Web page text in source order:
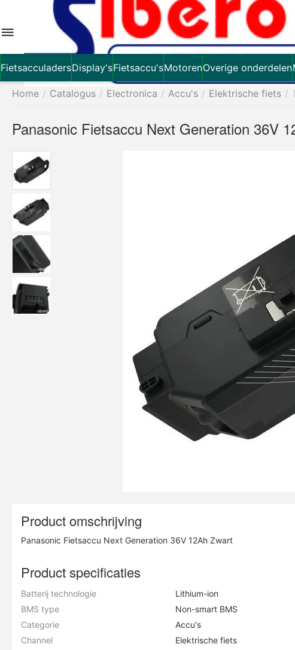
FietsacculadersDisplay'sFietsaccu'sMotorenOverige onderdelen
Home / Catalogus / Electronica / Accu's / Elektrische fiets /
Panasonic Fietsaccu Next Generation 36V
Product omschrijving
Panasonic Fietsaccu Next Generation 36V 12Ah Zwart
Product specificaties
Batterij technologie
Lithium-ion
BMS type
Non-smart BMS
Categorie
Accu's
Channel
Elektrische fiets